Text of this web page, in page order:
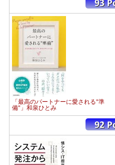
「最高のパートナーに愛される"準
備"」和泉ひとみ